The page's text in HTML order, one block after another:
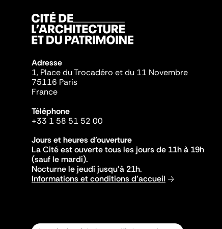
Adresse
1, Place du Trocadéro et du 11 Novembre
75116 Paris
France
Téléphone
+33 1 58 51 52 00
Jours et heures d'ouverture
La Cité est ouverte tous les jours de 11h à 19h
(sauf le mardi).
Nocturne le jeudi jusqu'à 21h.
Informations et conditions d'accueil